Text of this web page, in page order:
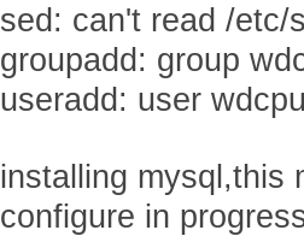
sed: can't read /etc/
groupadd: group
useradd: user
installing mysql,this
configure in